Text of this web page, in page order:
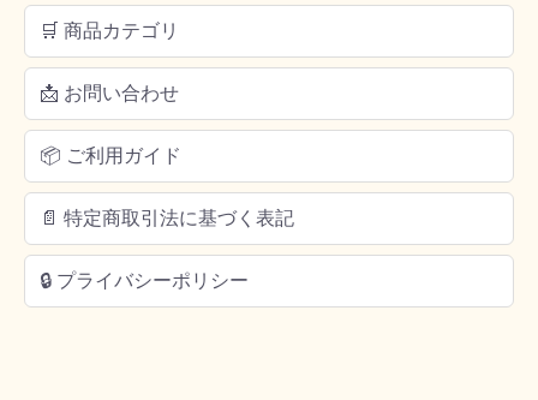
🛒 商品カテゴリ
📩 お問い合わせ
📦 ご利用ガイド
📄 特定商取引法に基づく表記
🔒 プライバシーポリシー